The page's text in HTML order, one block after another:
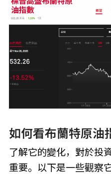
如何看布蘭特原油
了解它的變化，對於投
重要。以下是一些觀察